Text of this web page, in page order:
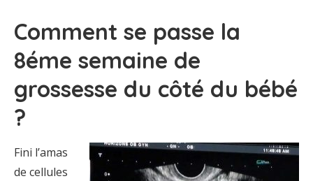
Comment se passe la
8éme semaine de
grossesse du côté du bébé
?
Fini l’amas
de cellules